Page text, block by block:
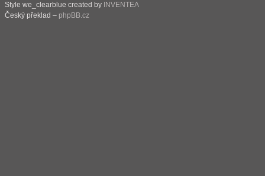
Style we_clearblue created by INVENTEA
Český překlad – phpBB.cz